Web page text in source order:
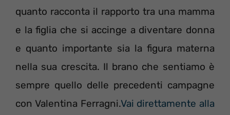
quanto racconta il rapporto tra una mamma
e la figlia che si accinge a diventare donna
e quanto importante sia la figura materna
nella sua crescita. Il brano che sentiamo è
sempre quello delle precedenti campagne
con Valentina Ferragni.Vai direttamente alla